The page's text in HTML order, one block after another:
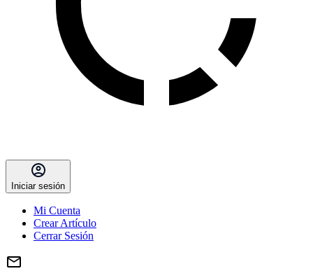
Iniciar sesión
Mi Cuenta
Crear Artículo
Cerrar Sesión